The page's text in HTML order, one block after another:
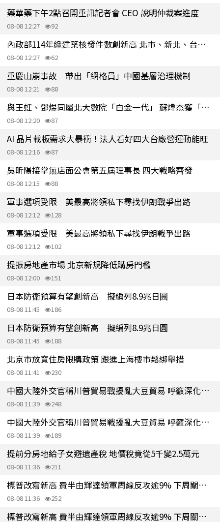
藥華藥下午2點召開重訊記者會 CEO 說明仲裁案進度
08-08 12:27 92
內政部114年綠建築核發件數創新高 北市、新北、台中占前3名
08-08 12:27 62
重慶山崩事故 帶出「網格員」中國基層治理機制
08-08 12:21 88
與王虹、鄧煜同屬北大數院「白金一代」 蘇煒杰獲「統計界諾貝爾獎」
08-08 12:20 87
AI 晶片載板需求大暴衝！法人看好四大台廠營運動能旺
08-08 12:16 87
吳昕陽接掌無店面公會第五屆理事長 四大戰略齊發
08-08 12:15 88
軍事選項受限 美最高將領私下尋找伊朗戰爭出路
08-08 12:12 128
軍事選項受限 美最高將領私下尋找伊朗戰爭出路
08-08 12:12 102
提振房地產市場 北京新規降低購房門檻
08-08 12:00 151
日本防衛預算有望創新高 擬編列8.9兆日圓
08-08 11:45 186
日本防衛預算有望創新高 擬編列8.9兆日圓
08-08 11:45 188
北京市放寬住房限購政策 跟進上海樓市鬆綁舉措
08-08 11:41 230
中國大陸外交官稱川普貿易戰擾亂大豆貿易 呼籲深化中美農業合作
08-08 11:39 248
中國大陸外交官稱川普貿易戰擾亂大豆貿易 呼籲深化中美農業合作
08-08 11:39 189
提前分房地給子女避遺產稅 地價稅竟從5千變2.5萬元
08-08 11:36 211
標普改寫新高 費半由輝達領軍周線反攻逾9% 下周關注CPI、應材財報
08-08 11:36 252
標普改寫新高 費半由輝達領軍周線反攻逾9% 下周關注 CPI、應材財報